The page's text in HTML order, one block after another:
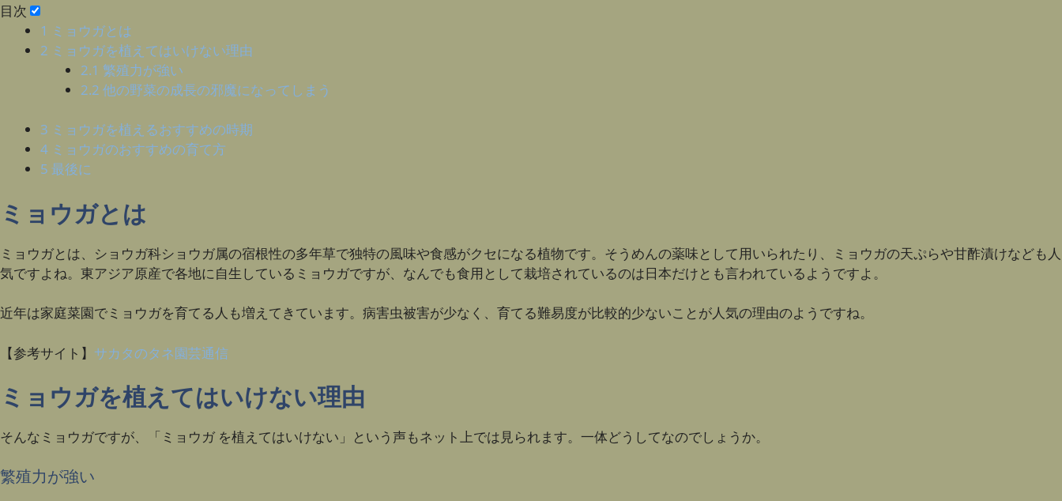
目次
1 ミョウガとは
2 ミョウガを植えてはいけない理由
2.1 繁殖力が強い
2.2 他の野菜の成長の邪魔になってしまう
3 ミョウガを植えるおすすめの時期
4 ミョウガのおすすめの育て方
5 最後に
ミョウガとは
ミョウガとは、ショウガ科ショウガ属の宿根性の多年草で独特の風味や食感がクセになる植物です。そうめんの薬味として用いられたり、ミョウガの天ぷらや甘酢漬けなども人
気ですよね。東アジア原産で各地に自生しているミョウガですが、なんでも食用として栽培されているのは日本だけとも言われているようですよ。
近年は家庭菜園でミョウガを育てる人も増えてきています。病害虫被害が少なく、育てる難易度が比較的少ないことが人気の理由のようですね。
【参考サイト】 サカタのタネ園芸通信
ミョウガを植えてはいけない理由
そんなミョウガですが、「ミョウガ を植えてはいけない」という声もネット上では見られます。一体どうしてなのでしょうか。
繁殖力が強い